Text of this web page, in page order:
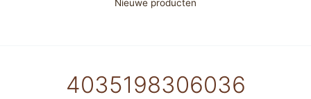
Nieuwe producten
4035198306036